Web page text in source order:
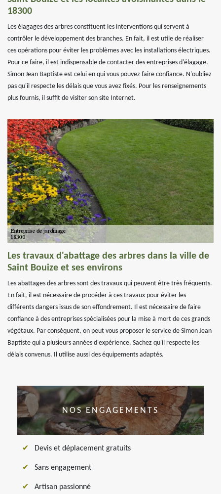
18300
Les élagages des arbres constituent les interventions qui servent à
contrôler le développement des branches. En fait, il est utile de réaliser
ces opérations pour éviter les problèmes avec les installations électriques.
Pour ce faire, il est indispensable de contacter des entreprises d'élagage.
Simon Jean Baptiste est celui en qui vous pouvez faire confiance. N'oubliez
pas qu'il respecte les délais que vous avez fixés. Pour les renseignements
plus fournis, il suffit de visiter son site Internet.
Les travaux d'abattage des arbres dans la ville de
Saint Bouize et ses environs
Les abattages des arbres sont des travaux qui peuvent être très fréquents.
En fait, il est nécessaire de procéder à ces travaux pour éviter les
différents dangers issus de son effondrement. Il est nécessaire de faire
confiance à des entreprises spécialisées pour la mise à mort de ces grands
végétaux. Par conséquent, on peut vous proposer le service de Simon Jean
Baptiste qui a plusieurs années d'expérience. Sachez qu'il respecte les
délais convenus. Il utilise aussi des équipements adaptés.
NOS ENGAGEMENTS
Devis et déplacement gratuits
Sans engagement
Artisan passionné